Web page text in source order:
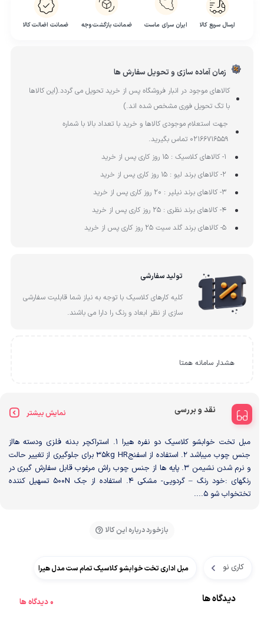
ارسال سریع کالا ایران سرای ماست ضمانت بازگشت وجه ضمانت اضالت کالا
زمان آماده سازی و تحویل سفارش ها
کالاهای موجود در انبار فروشگاه پس از خرید تحویل می گردد.(این کالاها
با تگ تحویل فوری مشخص شده اند.)
جهت استعلام موجودی کالاها و خرید با تعداد بالا با شماره
02166716559 تماس بگیرید.
1- کالاهای کلاسیک : 15 روز کاری پس از خرید
2- کالاهای برند لیو : 15 روز کاری پس از خرید
3- کالاهای برند نیلپر : 20 روز کاری پس از خرید
4- کالاهای برند نظری : 25 روز کاری پس از خرید
5- کالاهای برند گلد سیت 25 روز کاری پس از خرید
تولید سفارشی
کلیه کارهای کلاسیک با توجه به نیاز شما قابلیت سفارشی
سازی از نظر ابعاد و رنگ را دارا می باشند.
هشدار سامانه همتا
نقد و بررسی نمایش بیشتر
مبل تخت خوابشو کلاسیک دو نفره هیرا ۱. استراکچر بدنه فلزی ودسته هااز
جنس چوب میباشد ۲. استفاده از اسفنج۳۵kg HR برای جلوگیری از تغییر حالت
و نرم شدن نشیمن ۳. پایه ها از جنس چوب راش مرغوب قابل سفارش گیری در
رنگهای :خود رنگ – گردویی- مشکی ۴. استفاده از جک ۵۰۰N تسهیل کننده
تختخواب شو ۵....
بازخورد درباره این کالا
کاری نو مبل اداری تخت خوابشو کلاسیک تمام ست مدل هیرا
دیدگاه ها 0 دیدگاه ها